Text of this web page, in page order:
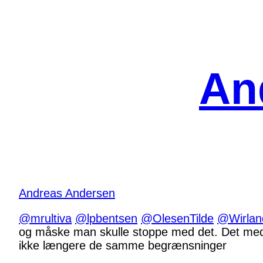
Andreas Andersen
@mrultiva @lpbentsen @OlesenTilde
og måske man skulle stoppe med det. Det
ikke længere de samme begrænsninger